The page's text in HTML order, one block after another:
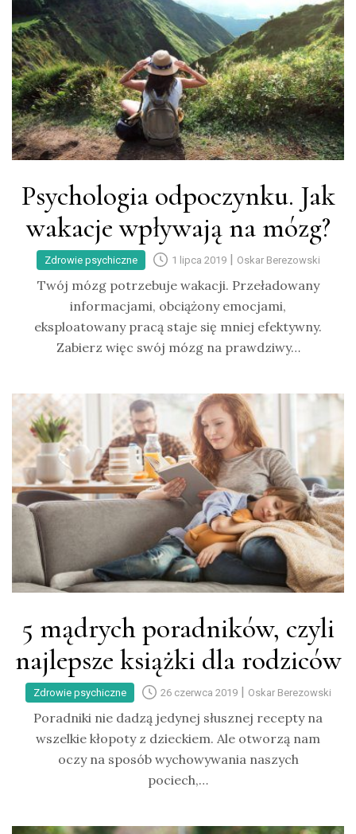
Psychologia odpoczynku. Jak
wakacje wpływają na mózg?
Zdrowie psychiczne 1 lipca 2019| Oskar Berezowski
Twój mózg potrzebuje wakacji. Przeładowany
informacjami, obciążony emocjami,
eksploatowany pracą staje się mniej efektywny.
Zabierz więc swój mózg na prawdziwy…
5 mądrych poradników, czyli
najlepsze książki dla rodziców
Zdrowie psychiczne 26 czerwca 2019| Oskar Berezowski
Poradniki nie dadzą jedynej słusznej recepty na
wszelkie kłopoty z dzieckiem. Ale otworzą nam
oczy na sposób wychowywania naszych
pociech,…